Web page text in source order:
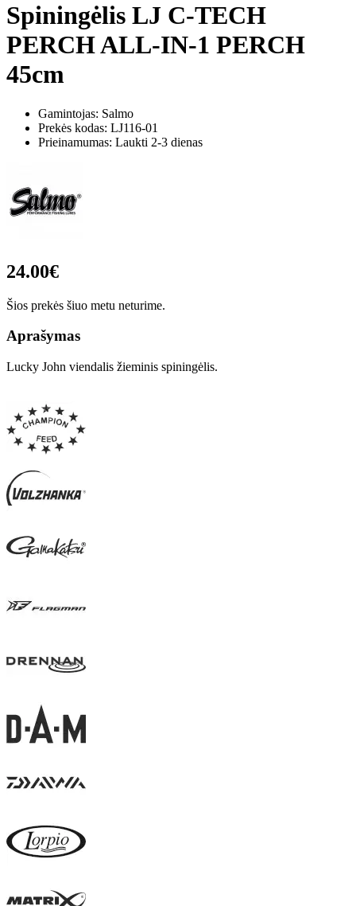
Spiningėlis LJ C-TECH
PERCH ALL-IN-1 PERCH
45cm
Gamintojas: Salmo
Prekės kodas: LJ116-01
Prieinamumas: Laukti 2-3 dienas
24.00€
Šios prekės šiuo metu neturime.
Aprašymas
Lucky John viendalis žieminis spiningėlis.